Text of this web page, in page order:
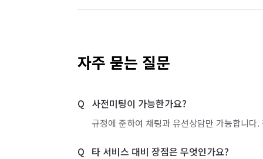
자주 묻는 질문
사전미팅이 가능한가요?
규정에 준하여 채팅과 유선상담만 가능합니다
타 서비스 대비 장점은 무엇인가요?